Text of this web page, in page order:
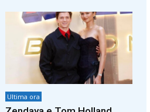
Ultima ora